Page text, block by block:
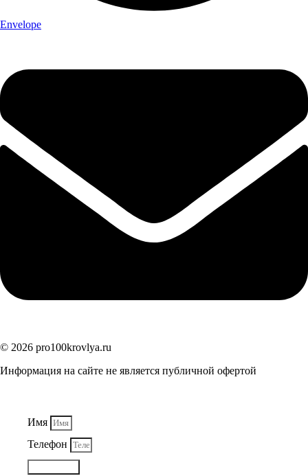
Envelope
© 2026 pro100krovlya.ru
Информация на сайте не является публичной офертой
Имя
Телефон